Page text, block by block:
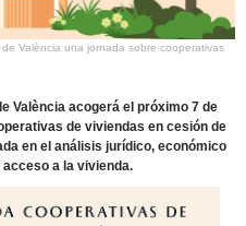
València una jornada sobre cooperativas
València acogerá el próximo 7 de
de viviendas en cesión de
en el análisis jurídico, económico
a la vivienda.